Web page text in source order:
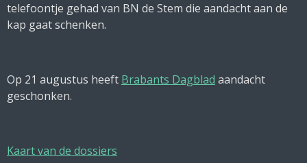
telefoontje gehad van BN de Stem die aandacht aan de
kap gaat schenken.
Op 21 augustus heeft Brabants Dagblad aandacht
geschonken.
Kaart van de dossiers